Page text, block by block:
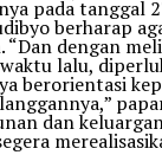
pada tanggal
berharap
dengan
lalu,
berorientasi
dan